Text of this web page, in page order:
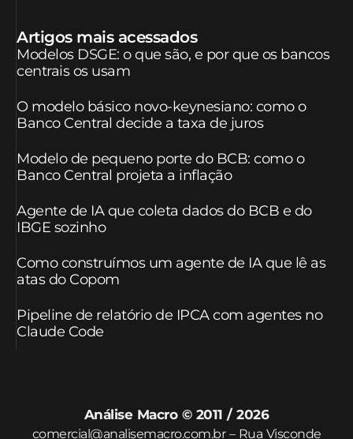
Artigos mais acessados
Modelos DSGE: o que são, e por que os bancos
centrais os usam
O modelo básico novo-keynesiano: como o
Banco Central decide a taxa de juros
Modelo de pequeno porte do BCB: como o
Banco Central projeta a inflação
Agente de IA que coleta dados do BCB e do
IBGE sozinho
Como construímos um agente de IA que lê as
atas do Copom
Pipeline de relatório de IPCA com agentes no
Claude Code
Análise Macro © 2011 / 2026
comercial@analisemacro.com.br – Rua Visconde